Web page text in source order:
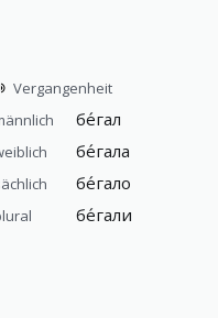
Vergangenheit
бе́гал
бе́гала
бе́гало
бе́гали